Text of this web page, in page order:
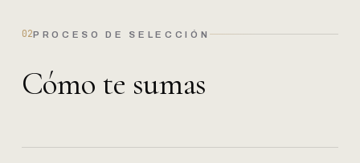
02PROCESO DE SELECCIÓN
Cómo te sumas